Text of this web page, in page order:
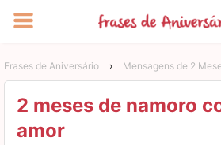
Frases de Aniversário › Mensagens de 2
2 meses de namoro
amor